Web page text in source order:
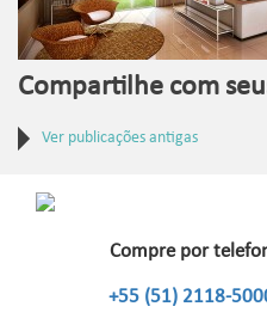
Compartilhe com
Ver publicações antigas
Compre por
+55 (51) 2118-